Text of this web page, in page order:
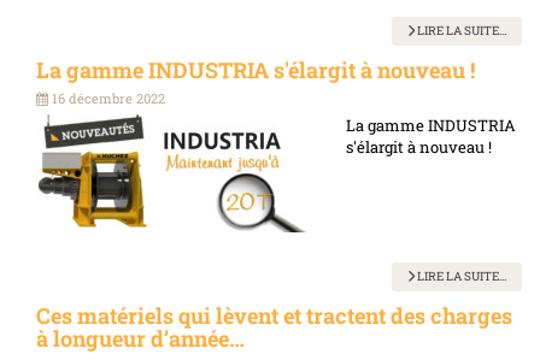
LIRE LA SUITE...
La gamme INDUSTRIA s'élargit à nouveau !
16 décembre 2022
La gamme INDUSTRIA
s'élargit à nouveau !
LIRE LA SUITE...
Ces matériels qui lèvent et tractent des charges
à longueur d’année…